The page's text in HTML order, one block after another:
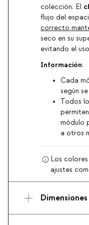
colección. El
flujo del
correcto
seco en su
evitando el
Información:
Cada
según
Todos
módulo
a otros
Los
ajustes
Dimensiones